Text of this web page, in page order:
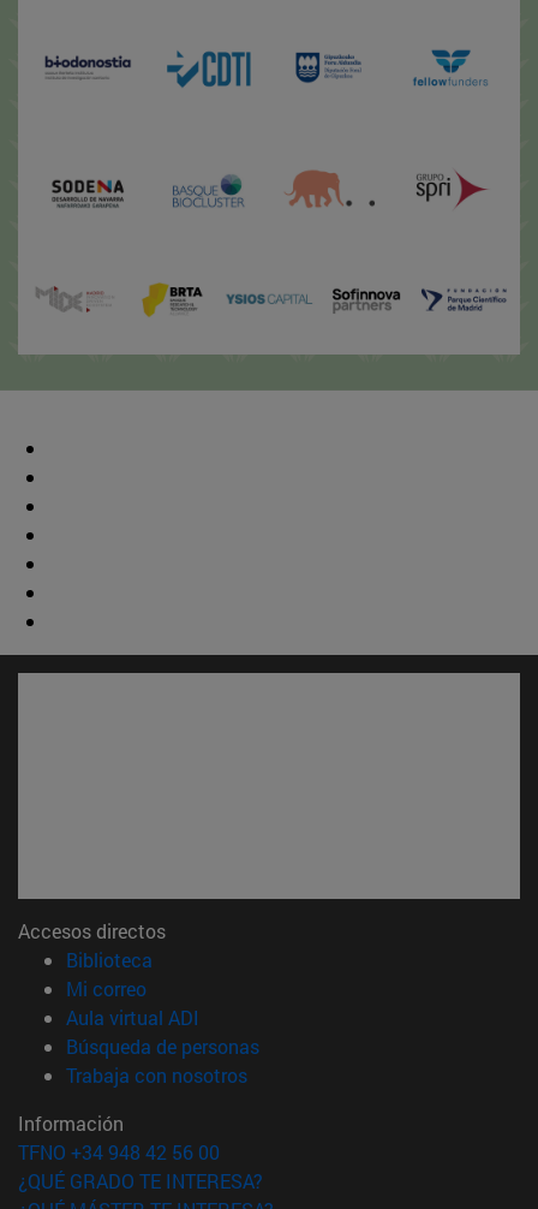
Accesos directos
Biblioteca
Mi correo(abre en nueva ventana)
Aula virtual ADI
Búsqueda de personas(abre en nueva ventana)
Trabaja con nosotros(abre en nueva ventana)
Información
TFNO +34 948 42 56 00
¿QUÉ GRADO TE INTERESA?